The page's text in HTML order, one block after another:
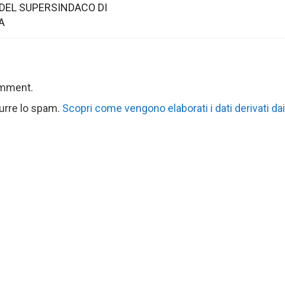
SUPERSINDACO DI
lo spam. Scopri come vengono elaborati i dati derivati dai